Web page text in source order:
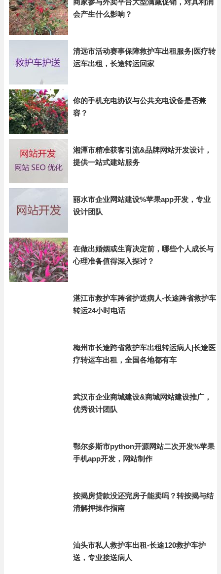
商家参与外卖平台大型满减促销，对其利润
会产生什么影响？
清远市活动赛事保障救护车出租服务|医疗转
运车出租，长途转运回家
你的手机充电协议与公共充电设备是否兼
容？
湘潭市精准获客引流&品牌网站开发设计，
提供一站式建站服务
丽水市企业网站建设%苹果app开发，专业
设计团队
在做出婚姻或生育决定前，哪些个人成长与
心理准备值得深入探讨？
湛江市救护车跨省护送病人-长途跨省救护车
转运24小时电话
梅州市长途跨省救护车出租转运病人|长途医
疗转运车出租，全国各地都有车
武汉市企业商城建设&商城网站建设推广，
优秀设计团队
鄂尔多斯市python开源网站二次开发%苹果
手机app开发，网站制作
按揭房贷款没还完房子能卖吗？转按揭与结
清解押操作指南
汕头市私人救护车出租-长途120救护车护
送，专业接送病人